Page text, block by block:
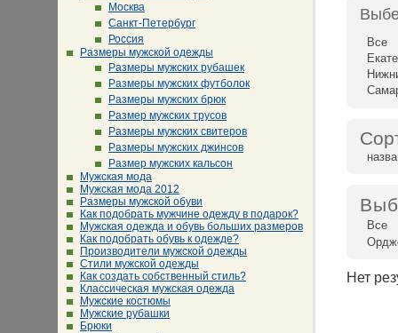
Москва
Санкт-Петербург
Россия
Размеры мужской одежды
Размеры мужских рубашек
Размеры мужских футболок
Размеры мужских брюк
Размер мужских трусов
Размеры мужских свитеров
Размеры мужских джинсов
Размер мужских кальсон
Мужская мода
Мужская мода 2012
Размеры мужской обуви
Как подобрать мужчине одежду в подарок?
Мужская одежда и обувь больших размеров
Как подобрать обувь к одежде?
Производители мужской одежды
Стили мужской одежды
Как создать собственный стиль?
Классическая мужская одежда
Мужские костюмы
Мужские рубашки
Брюки
Все
Все
Нет